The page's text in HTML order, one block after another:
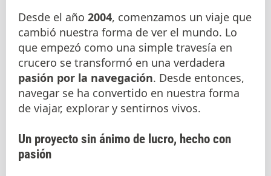
Desde el año 2004, comenzamos un viaje que
cambió nuestra forma de ver el mundo. Lo
que empezó como una simple travesía en
crucero se transformó en una verdadera
pasión por la navegación. Desde entonces,
navegar se ha convertido en nuestra forma
de viajar, explorar y sentirnos vivos.
Un proyecto sin ánimo de lucro, hecho con
pasión